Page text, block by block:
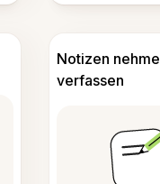
Notizen
verfassen